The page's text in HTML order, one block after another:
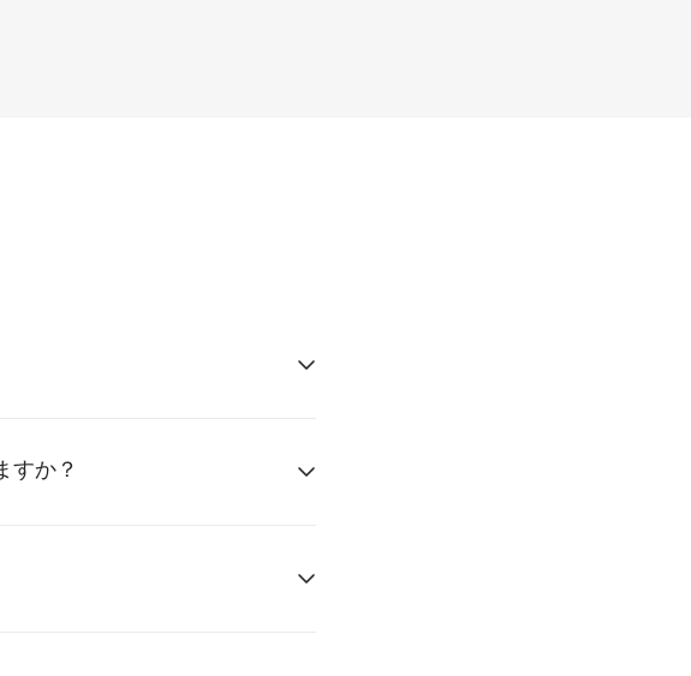
すか？